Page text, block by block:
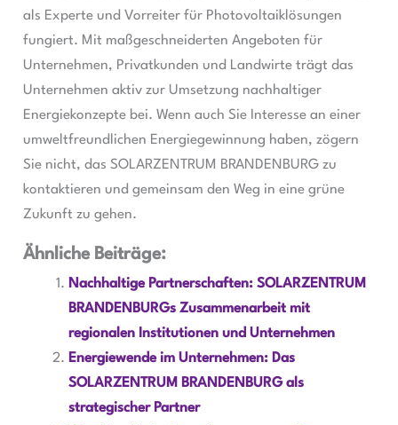
als Experte und Vorreiter für Photovoltaiklösungen
fungiert. Mit maßgeschneiderten Angeboten für
Unternehmen, Privatkunden und Landwirte trägt das
Unternehmen aktiv zur Umsetzung nachhaltiger
Energiekonzepte bei. Wenn auch Sie Interesse an einer
umweltfreundlichen Energiegewinnung haben, zögern
Sie nicht, das SOLARZENTRUM BRANDENBURG zu
kontaktieren und gemeinsam den Weg in eine grüne
Zukunft zu gehen.
Ähnliche Beiträge:
Nachhaltige Partnerschaften: SOLARZENTRUM
BRANDENBURGs Zusammenarbeit mit
regionalen Institutionen und Unternehmen
Energiewende im Unternehmen: Das
SOLARZENTRUM BRANDENBURG als
strategischer Partner